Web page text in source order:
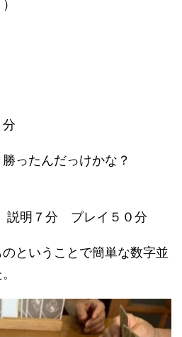
ったんだっけかな？
明７分 プレイ５０分
ということで簡単な数字並